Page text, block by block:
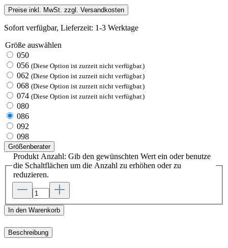
Preise inkl. MwSt. zzgl. Versandkosten
Sofort verfügbar, Lieferzeit: 1-3 Werktage
Größe auswählen
050
056 (Diese Option ist zurzeit nicht verfügbar.)
062 (Diese Option ist zurzeit nicht verfügbar.)
068 (Diese Option ist zurzeit nicht verfügbar.)
074 (Diese Option ist zurzeit nicht verfügbar.)
080
086
092
098
Größenberater
Produkt Anzahl: Gib den gewünschten Wert ein oder benutze
die Schaltflächen um die Anzahl zu erhöhen oder zu
reduzieren.
In den Warenkorb
Beschreibung